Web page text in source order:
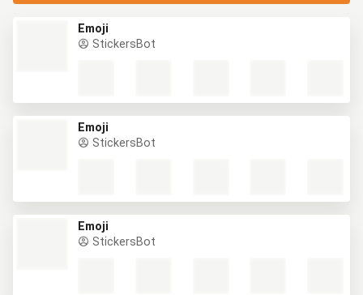
Emoji
StickersBot
Emoji
StickersBot
Emoji
StickersBot